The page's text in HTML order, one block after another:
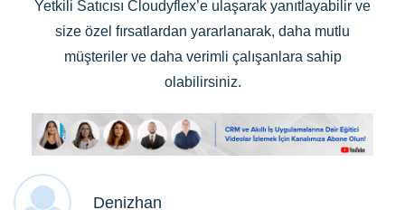
Yetkili Satıcısı Cloudyflex’e ulaşarak yanıtlayabilir ve
size özel fırsatlardan yararlanarak, daha mutlu
müşteriler ve daha verimli çalışanlara sahip
olabilirsiniz.
Denizhan